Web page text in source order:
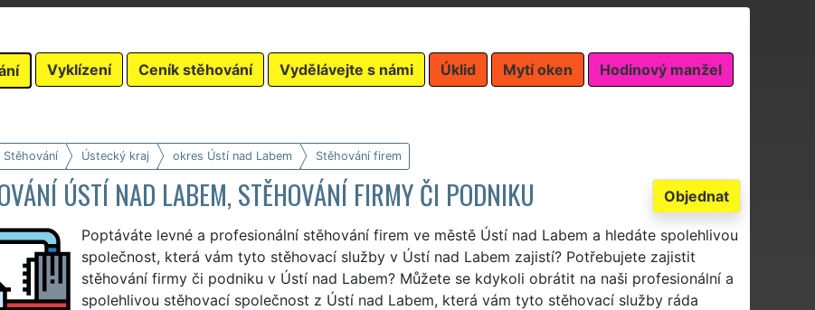
Vyklízení Ceník stěhování Vydělávejte s námi Úklid Mytí oken Hodinový manžel
Stěhování Ústecký kraj okres Ústí nad Labem Stěhování firem
Objednat
ÚSTÍ NAD LABEM, STĚHOVÁNÍ FIRMY ČI PODNIKU
Poptáváte levné a profesionální stěhování firem ve městě Ústí nad Labem a hledáte spolehlivou
společnost, která vám tyto stěhovací služby v Ústí nad Labem zajistí? Potřebujete zajistit
stěhování firmy či podniku v Ústí nad Labem? Můžete se kdykoli obrátit na naši profesionální a
spolehlivou stěhovací společnost z Ústí nad Labem, která vám tyto stěhovací služby ráda